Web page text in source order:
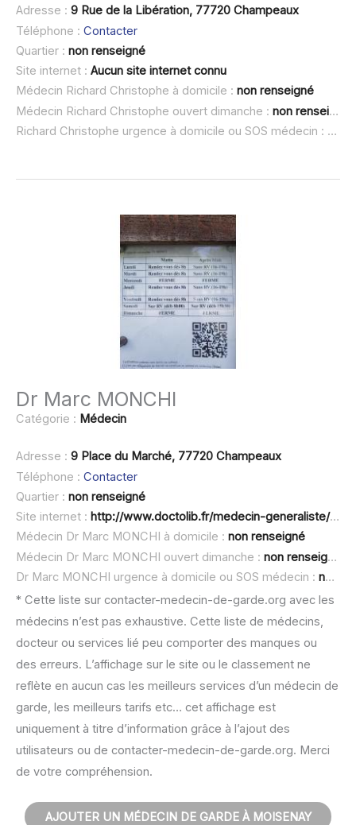
Adresse : 9 Rue de la Libération, 77720 Champeaux
Téléphone : Contacter
Quartier : non renseigné
Site internet : Aucun site internet connu
Médecin Richard Christophe à domicile : non renseigné
Médecin Richard Christophe ouvert dimanche : non renseigné
Richard Christophe urgence à domicile ou SOS médecin :
non
Dr Marc MONCHI
Catégorie : Médecin
Adresse : 9 Place du Marché, 77720 Champeaux
Téléphone : Contacter
Quartier : non renseigné
Site internet : http://www.doctolib.fr/medecin-generaliste/champeaux/marc-monchi
Médecin Dr Marc MONCHI à domicile : non renseigné
Médecin Dr Marc MONCHI ouvert dimanche : non renseigné
Dr Marc MONCHI urgence à domicile ou SOS médecin : non renseigné
* Cette liste sur contacter-medecin-de-garde.org avec les
médecins n’est pas exhaustive. Cette liste de médecins,
docteur ou services lié peu comporter des manques ou
des erreurs. L’affichage sur le site ou le classement ne
reflète en aucun cas les meilleurs services d’un médecin de
garde, les meilleurs tarifs etc… cet affichage est
uniquement à titre d’information grâce à l’ajout des
utilisateurs ou de contacter-medecin-de-garde.org. Merci
de votre compréhension.
AJOUTER UN MÉDECIN DE GARDE À MOISENAY